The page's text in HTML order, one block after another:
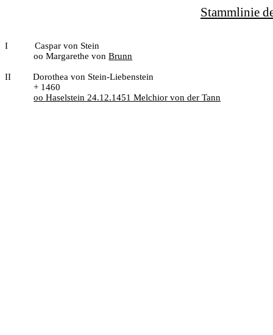
Stammlinie
I
Caspar von Stein
oo Margarethe vonBrunn
II
Dorothea von Stein-Liebenstein
+ 1460
oo Haselstein 24.12.1451 Melchior von der Tann